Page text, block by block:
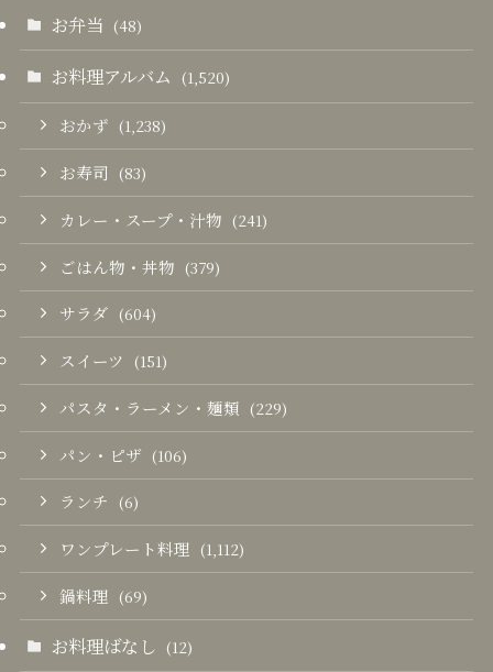
お弁当 (48)
お料理アルバム (1,520)
おかず (1,238)
お寿司 (83)
カレー・スープ・汁物 (241)
ごはん物・丼物 (379)
サラダ (604)
スイーツ (151)
パスタ・ラーメン・麺類 (229)
パン・ピザ (106)
ランチ (6)
ワンプレート料理 (1,112)
鍋料理 (69)
お料理ばなし (12)